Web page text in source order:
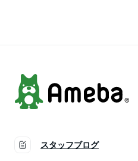
スタッフブログ